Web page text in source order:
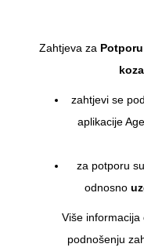
Zahtjeva za
zahtjevi se
aplikacije
za potporu
odnosno
Više informacija
podnošenju